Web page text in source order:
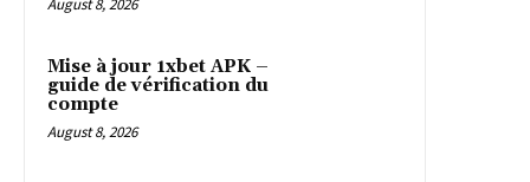
August 8, 2026
Mise à jour 1xbet APK –
guide de vérification du
compte
August 8, 2026